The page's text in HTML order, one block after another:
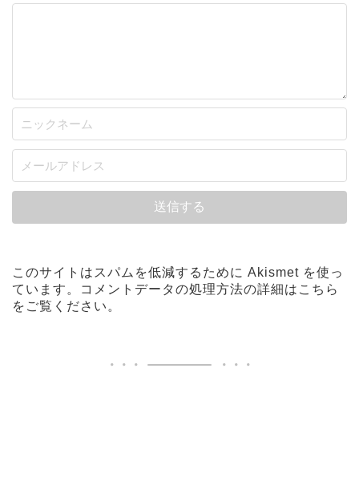
I have lots of paper in my house.
私は家にたくさん紙があります
このサイトはスパムを低減するために Akismet を使っ
ています。
コメントデータの処理方法の詳細はこちら
をご覧ください 。